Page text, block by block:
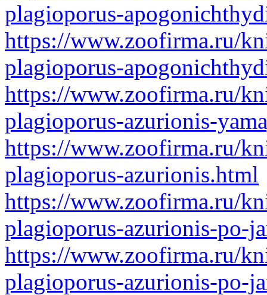
plagioporus-
https://www.zoofirma.ru/
plagioporus-
https://www.zoofirma.ru/
plagioporus-azurionis-
https://www.zoofirma.ru/
plagioporus-azurionis.html
https://www.zoofirma.ru/
plagioporus-azurionis-po-
https://www.zoofirma.ru/
plagioporus-azurionis-po-